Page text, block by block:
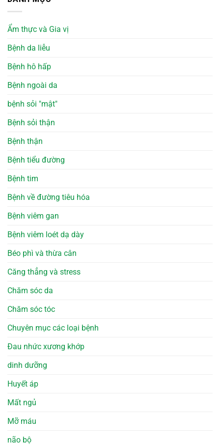
Ẩm thực và Gia vị
Bệnh da liễu
Bệnh hô hấp
Bệnh ngoài da
bệnh sỏi "mật"
Bệnh sỏi thận
Bệnh thận
Bệnh tiểu đường
Bệnh tim
Bệnh về đường tiêu hóa
Bệnh viêm gan
Bệnh viêm loét dạ dày
Béo phì và thừa cân
Căng thẳng và stress
Chăm sóc da
Chăm sóc tóc
Chuyên mục các loại bệnh
Đau nhức xương khớp
dinh dưỡng
Huyết áp
Mất ngủ
Mỡ máu
não bộ